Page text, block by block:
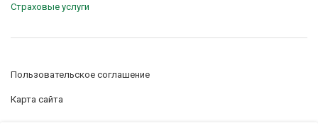
Страховые услуги
Карта сайта
Пользовательское соглашение